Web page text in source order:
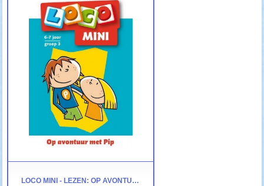
LOCO MINI - LEZEN: OP AVONTUUR MET PIP